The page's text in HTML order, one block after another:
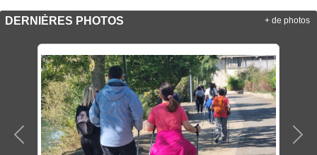
DERNIÈRES PHOTOS
Précedent
+ de photos